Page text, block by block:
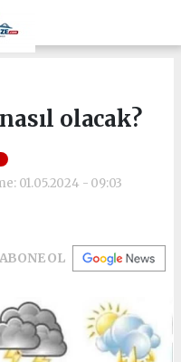
olacak?
01.05.2024 - 09:03
ABONE OL